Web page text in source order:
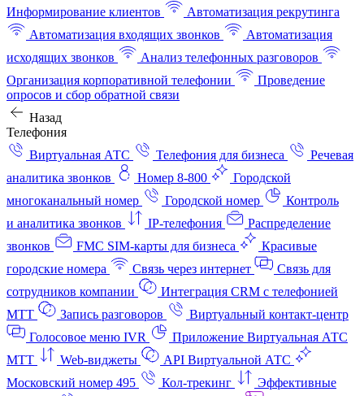
Информирование клиентов
Автоматизация рекрутинга
Автоматизация входящих звонков
Автоматизация
исходящих звонков
Анализ телефонных разговоров
Организация корпоративной телефонии
Проведение
опросов и сбор обратной связи
Назад
Телефония
Виртуальная АТС
Телефония для бизнеса
Речевая
аналитика звонков
Номер 8-800
Городской
многоканальный номер
Городской номер
Контроль
и аналитика звонков
IP-телефония
Распределение
звонков
FMC SIM-карты для бизнеса
Красивые
городские номера
Связь через интернет
Связь для
сотрудников компании
Интеграция CRM с телефонией
МТТ
Запись разговоров
Виртуальный контакт‑центр
Голосовое меню IVR
Приложение Виртуальная АТС
МТТ
Web-виджеты
API Виртуальной АТС
Московский номер 495
Кол-трекинг
Эффективные